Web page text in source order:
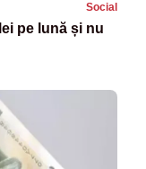
Social
pe lună și nu